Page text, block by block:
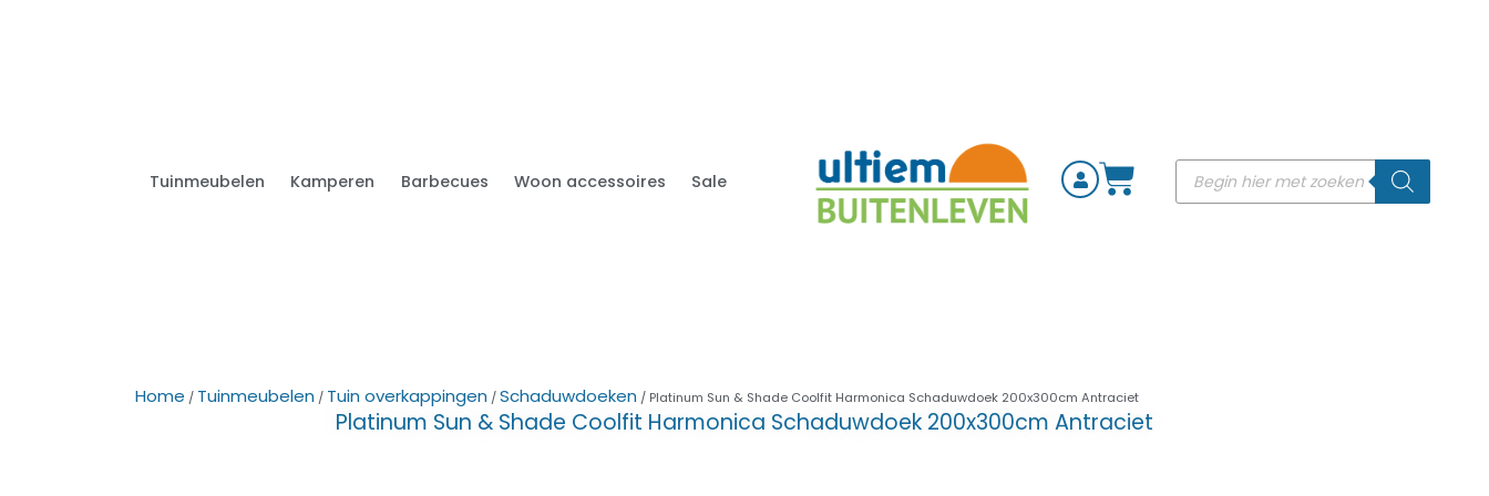
Tuinmeubelen Kamperen Barbecues Woon accessoires Sale
Home / Tuinmeubelen / Tuin overkappingen /Schaduwdoeken / Platinum Sun & Shade Coolfit Harmonica Schaduwdoek 200x300cm Antraciet
Platinum Sun & Shade Coolfit Harmonica Schaduwdoek 200x300cm Antraciet